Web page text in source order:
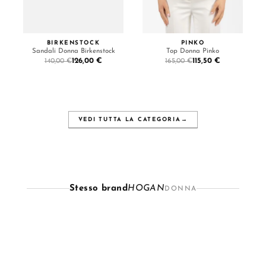
BIRKENSTOCK
Sandali Donna Birkenstock
140,00 €126,00 €
PINKO
Top Donna Pinko
165,00 €115,50 €
VEDI TUTTA LA CATEGORIA →
Stesso brand HOGAN DONNA